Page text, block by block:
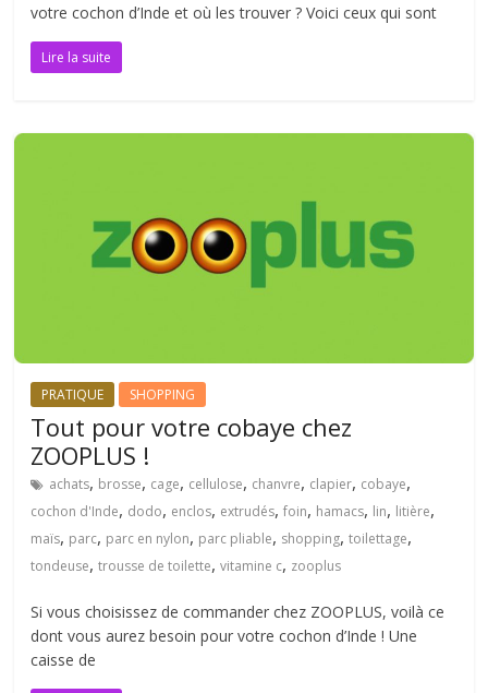
votre cochon d’Inde et où les trouver ? Voici ceux qui sont
Lire la suite
PRATIQUE SHOPPING
Tout pour votre cobaye chez
ZOOPLUS !
achats, brosse, cage, cellulose, chanvre, clapier, cobaye,
cochon d'Inde, dodo, enclos, extrudés,foin, hamacs, lin, litière,
maïs, parc, parc en nylon, parc pliable, shopping,toilettage,
tondeuse,trousse de toilette,vitamine c, zooplus
Si vous choisissez de commander chez ZOOPLUS, voilà ce
dont vous aurez besoin pour votre cochon d’Inde ! Une
caisse de